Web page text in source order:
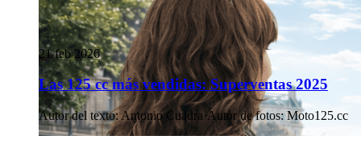
21 feb 2026
Las 125 cc más vendidas: Superventas 2025
Autor del texto:Antonio Cuadra·Autor de fotos: Moto125.cc